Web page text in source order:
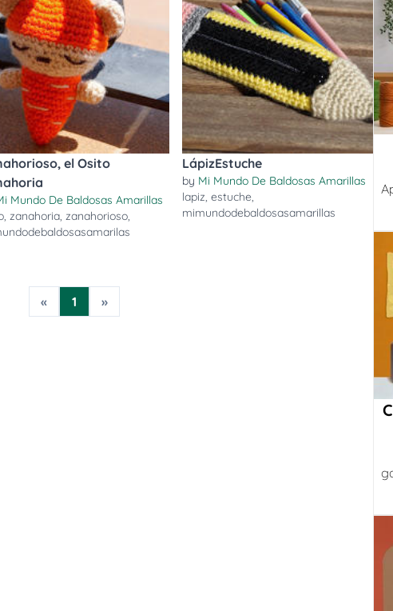
el Osito
Mundo De Baldosas Amarillas
,zanahoria,zanahorioso,
LápizEstuche
by Mi Mundo De Baldosas Amarillas
lapiz,estuche,
mimundodebaldosasamarillas
« 1 »